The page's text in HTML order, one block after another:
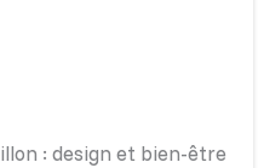
: design et bien-être